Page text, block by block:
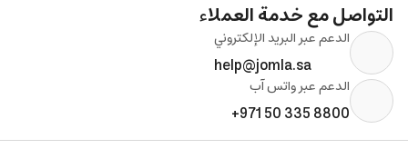
التواصل مع خدمة العملاء
الدعم عبر البريد الإلكتروني
help@jomla.sa
الدعم عبر واتس آب
+971 50 335 8800